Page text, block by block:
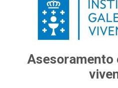
Asesoramento